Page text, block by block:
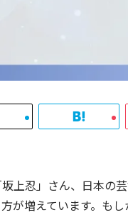
坂上忍」さん、日本の
が増えています。も